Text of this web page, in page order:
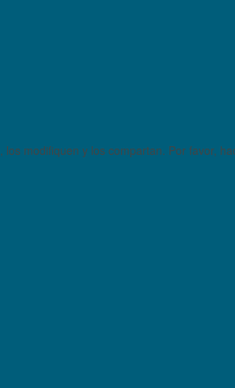
modifiquen y los compartan. Por favor,